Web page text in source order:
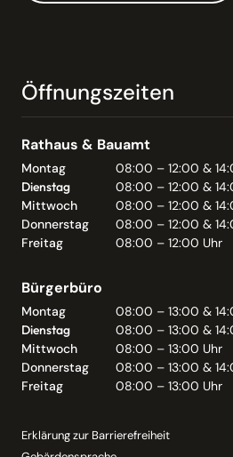
Öffnungszeiten
Rathaus & Bauamt
Montag
08:00 – 12:00 &
Dienstag
08:00 – 12:00 &
Mittwoch
08:00 – 12:00 &
Donnerstag
08:00 – 12:00 &
Freitag
08:00 – 12:00 Uhr
Bürgerbüro
Montag
08:00 – 13:00 &
Dienstag
08:00 – 13:00 &
Mittwoch
08:00 – 13:00 Uhr
Donnerstag
08:00 – 13:00 &
Freitag
08:00 – 13:00 Uhr
Erklärung zur Barrierefreiheit